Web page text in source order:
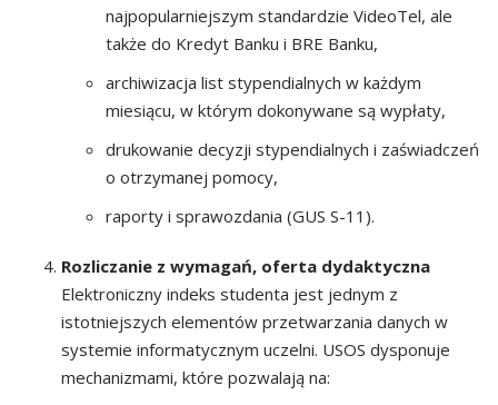
najpopularniejszym standardzie VideoTel, ale
także do Kredyt Banku i BRE Banku,
archiwizacja list stypendialnych w każdym
miesiącu, w którym dokonywane są wypłaty,
drukowanie decyzji stypendialnych i zaświadczeń
o otrzymanej pomocy,
raporty i sprawozdania (GUS S-11).
Rozliczanie z wymagań, oferta dydaktyczna
Elektroniczny indeks studenta jest jednym z
istotniejszych elementów przetwarzania danych w
systemie informatycznym uczelni. USOS dysponuje
mechanizmami, które pozwalają na: